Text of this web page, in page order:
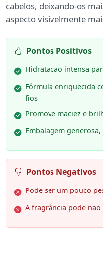
cabelos, deixando-os
aspecto visivelmente
Pontos Positivos
Hidratacao intensa
Fórmula enriquecida
fios
Promove maciez e
Embalagem
Pontos Negativos
Pode ser um pouco
A fragrância pode